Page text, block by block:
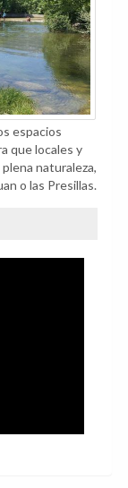
espacios
que locales y
naturaleza,
o las Presillas.